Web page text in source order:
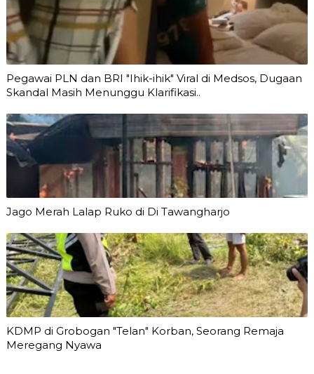
Pegawai PLN dan BRI "Ihik-ihik" Viral di Medsos, Dugaan
Skandal Masih Menunggu Klarifikasi..
Jago Merah Lalap Ruko di Di Tawangharjo
KDMP di Grobogan "Telan" Korban, Seorang Remaja
Meregang Nyawa